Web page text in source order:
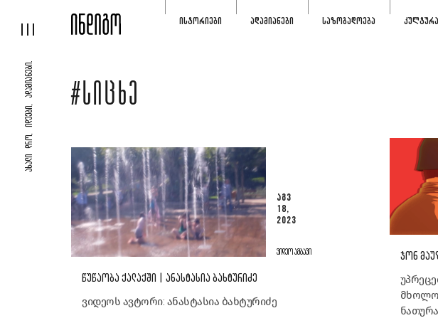
ᲐᲮᲐᲚᲘ ᲓᲠᲝ, ᲘᲓᲔᲔᲑᲘ, ᲐᲓᲐᲛᲘᲐᲜᲔᲑᲘ.
ᲘᲡᲢᲝᲠᲘᲔᲑᲘ ᲐᲓᲐᲛᲘᲐᲜᲔᲑᲘ ᲡᲐᲖᲝᲒᲐᲓᲝᲔᲑᲐ ᲙᲣᲚᲢᲣᲠᲐ
#ᲡᲘᲪᲮᲔ
ᲐᲒᲕ
18,
2023
ᲕᲘᲓᲔᲝ ᲐᲛᲑᲐᲕᲘ
ᲬᲣᲬᲐᲝᲑᲐ ᲥᲐᲚᲐᲥᲨᲘ | ᲐᲜᲐᲡᲢᲐᲡᲘᲐ ᲑᲐᲮᲢᲣᲠᲘᲫᲔ
ვიდეოს ავტორი: ანასტასია ბახტურიძე
ᲯᲝᲜ